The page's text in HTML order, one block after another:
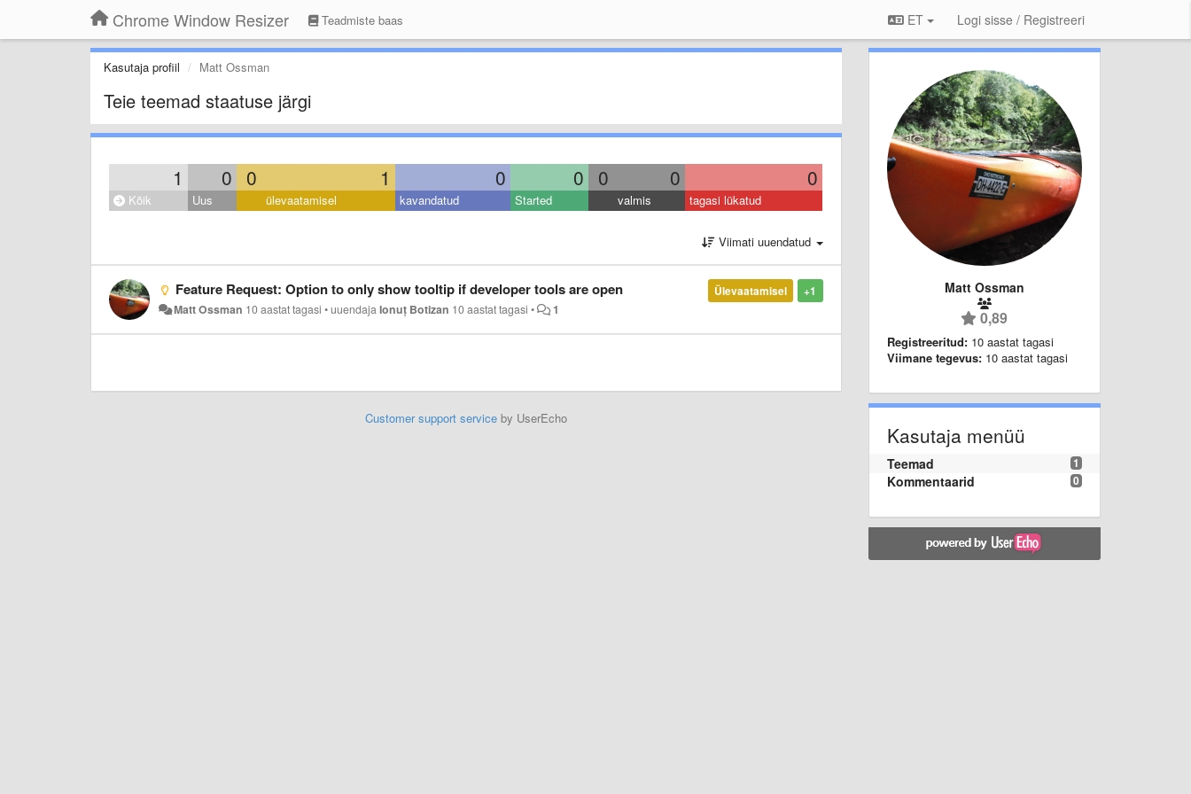
Chrome Window Resizer Teadmiste baas ET Logi sisse / Registreeri
Kasutaja profiil Matt Ossman
Teie teemad staatuse järgi
1 0 0 1 0 0 0 0 0
Kõik Uus ülevaatamisel kavandatud Started valmis tagasi lükatud
Viimati uuendatud
+1
Ülevaatamisel
Feature Request: Option to only show tooltip if developer tools are open
Matt Ossman 10 aastat tagasi •uuendajaIonuț Botizan 10 aastat tagasi • 1
Customer support serviceby UserEcho
Matt Ossman
0,89
Registreeritud: 10 aastat tagasi
Viimane tegevus: 10 aastat tagasi
Kasutaja menüü
1
Teemad
0
Kommentaarid